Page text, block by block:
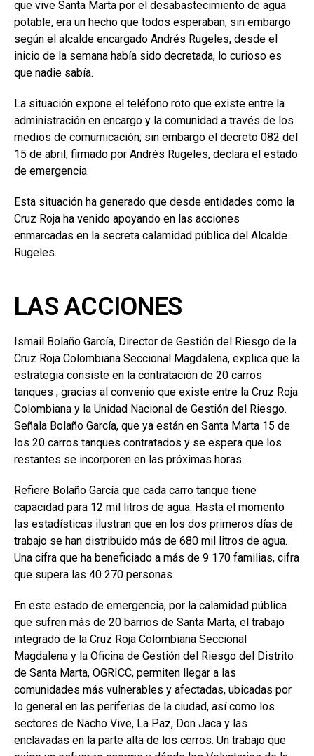
que vive Santa Marta por el desabastecimiento de agua
potable, era un hecho que todos esperaban; sin embargo
según el alcalde encargado Andrés Rugeles, desde el
inicio de la semana había sido decretada, lo curioso es
que nadie sabía.
La situación expone el teléfono roto que existe entre la
administración en encargo y la comunidad a través de los
medios de comumicación; sin embargo el decreto 082 del
15 de abril, firmado por Andrés Rugeles, declara el estado
de emergencia.
Esta situación ha generado que desde entidades como la
Cruz Roja ha venido apoyando en las acciones
enmarcadas en la secreta calamidad pública del Alcalde
Rugeles.
LAS ACCIONES
Ismail Bolaño García, Director de Gestión del Riesgo de la
Cruz Roja Colombiana Seccional Magdalena, explica que la
estrategia consiste en la contratación de 20 carros
tanques , gracias al convenio que existe entre la Cruz Roja
Colombiana y la Unidad Nacional de Gestión del Riesgo.
Señala Bolaño García, que ya están en Santa Marta 15 de
los 20 carros tanques contratados y se espera que los
restantes se incorporen en las próximas horas.
Refiere Bolaño García que cada carro tanque tiene
capacidad para 12 mil litros de agua. Hasta el momento
las estadísticas ilustran que en los dos primeros días de
trabajo se han distribuido más de 680 mil litros de agua.
Una cifra que ha beneficiado a más de 9 170 familias, cifra
que supera las 40 270 personas.
En este estado de emergencia, por la calamidad pública
que sufren más de 20 barrios de Santa Marta, el trabajo
integrado de la Cruz Roja Colombiana Seccional
Magdalena y la Oficina de Gestión del Riesgo del Distrito
de Santa Marta, OGRICC, permiten llegar a las
comunidades más vulnerables y afectadas, ubicadas por
lo general en las periferias de la ciudad, así como los
sectores de Nacho Vive, La Paz, Don Jaca y las
enclavadas en la parte alta de los cerros. Un trabajo que